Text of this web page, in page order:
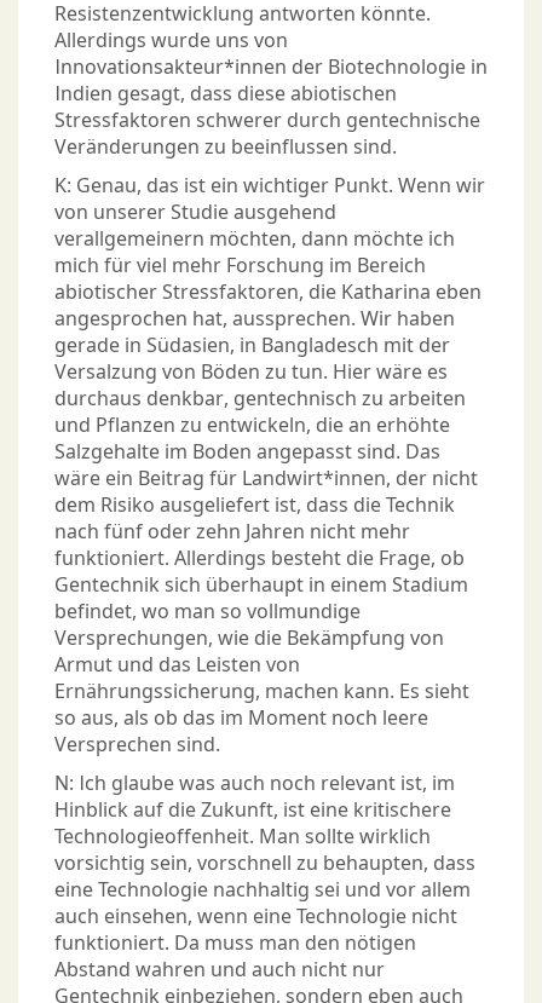
Resistenzentwicklung antworten könnte.
Allerdings wurde uns von
Innovationsakteur*innen der Biotechnologie in
Indien gesagt, dass diese abiotischen
Stressfaktoren schwerer durch gentechnische
Veränderungen zu beeinflussen sind.
K: Genau, das ist ein wichtiger Punkt. Wenn wir
von unserer Studie ausgehend
verallgemeinern möchten, dann möchte ich
mich für viel mehr Forschung im Bereich
abiotischer Stressfaktoren, die Katharina eben
angesprochen hat, aussprechen. Wir haben
gerade in Südasien, in Bangladesch mit der
Versalzung von Böden zu tun. Hier wäre es
durchaus denkbar, gentechnisch zu arbeiten
und Pflanzen zu entwickeln, die an erhöhte
Salzgehalte im Boden angepasst sind. Das
wäre ein Beitrag für Landwirt*innen, der nicht
dem Risiko ausgeliefert ist, dass die Technik
nach fünf oder zehn Jahren nicht mehr
funktioniert. Allerdings besteht die Frage, ob
Gentechnik sich überhaupt in einem Stadium
befindet, wo man so vollmundige
Versprechungen, wie die Bekämpfung von
Armut und das Leisten von
Ernährungssicherung, machen kann. Es sieht
so aus, als ob das im Moment noch leere
Versprechen sind.
N: Ich glaube was auch noch relevant ist, im
Hinblick auf die Zukunft, ist eine kritischere
Technologieoffenheit. Man sollte wirklich
vorsichtig sein, vorschnell zu behaupten, dass
eine Technologie nachhaltig sei und vor allem
auch einsehen, wenn eine Technologie nicht
funktioniert. Da muss man den nötigen
Abstand wahren und auch nicht nur
Gentechnik einbeziehen, sondern eben auch